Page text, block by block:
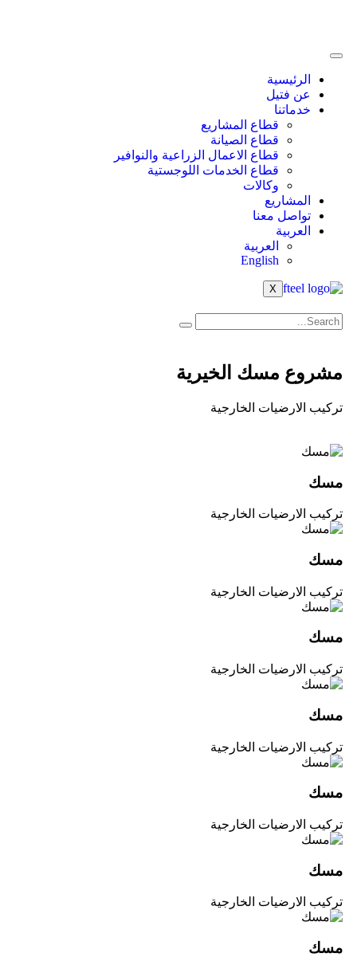
الرئيسية
عن فتيل
خدماتنا
قطاع المشاريع
قطاع الصيانة
قطاع الاعمال الزراعية والنوافير
قطاع الخدمات اللوجستية
وكالات
المشاريع
تواصل معنا
العربية
العربية
English
X
مشروع مسك الخيرية
تركيب الارضيات الخارجية
مسك
تركيب الارضيات الخارجية
مسك
تركيب الارضيات الخارجية
مسك
تركيب الارضيات الخارجية
مسك
تركيب الارضيات الخارجية
مسك
تركيب الارضيات الخارجية
مسك
تركيب الارضيات الخارجية
مسك